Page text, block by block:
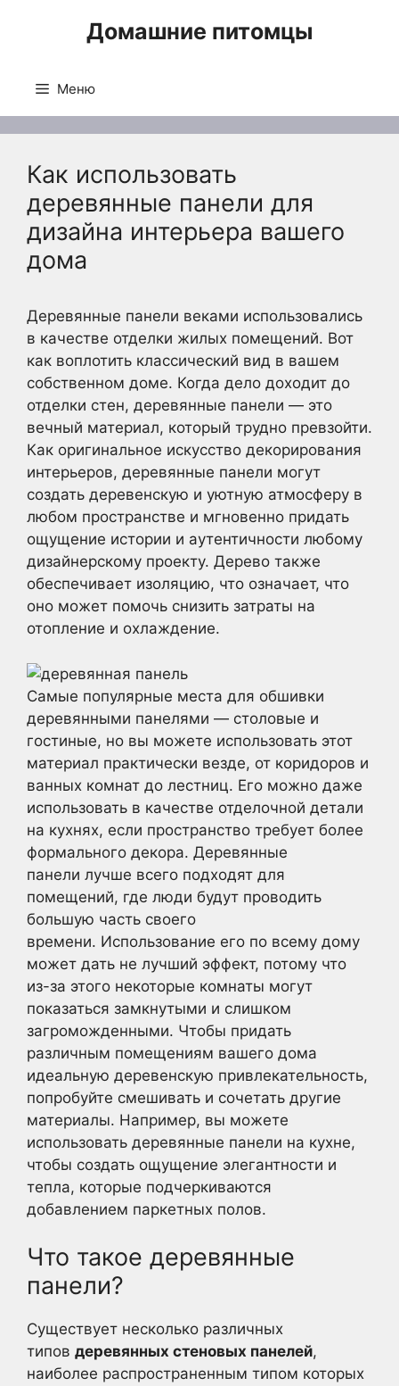
Домашние питомцы
Меню
Как использовать
деревянные панели для
дизайна интерьера вашего
дома
Деревянные панели веками использовались
в качестве отделки жилых помещений. Вот
как воплотить классический вид в вашем
собственном доме. Когда дело доходит до
отделки стен, деревянные панели — это
вечный материал, который трудно превзойти.
Как оригинальное искусство декорирования
интерьеров, деревянные панели могут
создать деревенскую и уютную атмосферу в
любом пространстве и мгновенно придать
ощущение истории и аутентичности любому
дизайнерскому проекту. Дерево также
обеспечивает изоляцию, что означает, что
оно может помочь снизить затраты на
отопление и охлаждение.
Самые популярные места для обшивки
деревянными панелями — столовые и
гостиные, но вы можете использовать этот
материал практически везде, от коридоров и
ванных комнат до лестниц. Его можно даже
использовать в качестве отделочной детали
на кухнях, если пространство требует более
формального декора. Деревянные
панели лучше всего подходят для
помещений, где люди будут проводить
большую часть своего
времени. Использование его по всему дому
может дать не лучший эффект, потому что
из-за этого некоторые комнаты могут
показаться замкнутыми и слишком
загроможденными. Чтобы придать
различным помещениям вашего дома
идеальную деревенскую привлекательность,
попробуйте смешивать и сочетать другие
материалы. Например, вы можете
использовать деревянные панели на кухне,
чтобы создать ощущение элегантности и
тепла, которые подчеркиваются
добавлением паркетных полов.
Что такое деревянные
панели?
Существует несколько различных
типов деревянных стеновых панелей,
наиболее распространенным типом которых